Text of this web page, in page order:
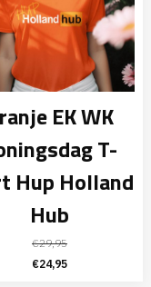
EK WK
T-
Hup Holland
Hub
€29,95
Oorspronkelijke
€24,95Huidige